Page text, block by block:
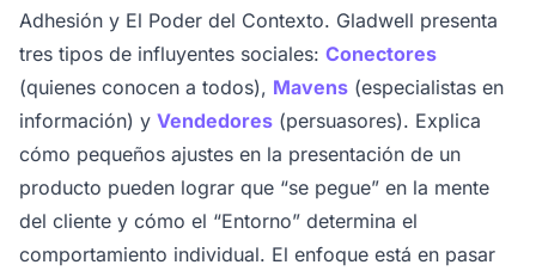
Adhesión y El Poder del Contexto. Gladwell presenta
tres tipos de influyentes sociales: Conectores
(quienes conocen a todos), Mavens (especialistas en
información) y Vendedores (persuasores). Explica
cómo pequeños ajustes en la presentación de un
producto pueden lograr que “se pegue” en la mente
del cliente y cómo el “Entorno” determina el
comportamiento individual. El enfoque está en pasar